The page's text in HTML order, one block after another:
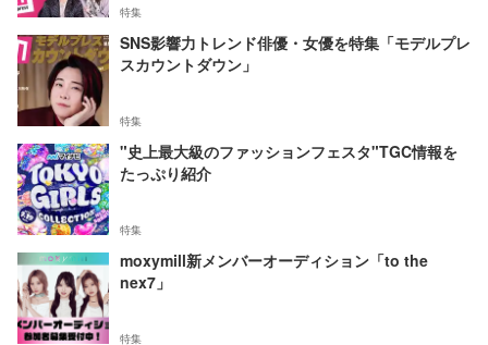
特集
SNS影響力トレンド俳優・女優を特集「モデルプレ
スカウントダウン」
特集
"史上最大級のファッションフェスタ"TGC情報を
たっぷり紹介
特集
moxymill新メンバーオーディション「to the
nex7」
特集